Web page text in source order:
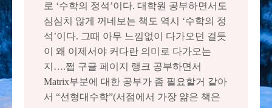
로 ‘수학의 정석’이다. 대학원 공부하면서도
심심치 않게 꺼네보는 책도 역시 ‘수학의 정
석’이다. 그때 아무 느낌없이 다가오던 걸듯
이 왜 이제서야 커다란 의미로 다가오는
지….쩝 구글 페이지 랭크 공부하면서
Matrix부분에 대한 공부가 좀 필요할거 같아
서 “선형대수학”(서점에서 가장 얆은 책은